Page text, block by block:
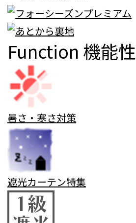
Function 機能性
暑さ・寒さ対策
遮光カーテン特集